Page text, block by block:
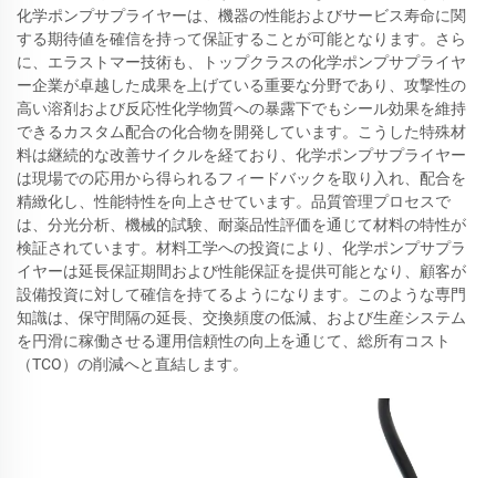
化学ポンプサプライヤーは、機器の性能およびサービス寿命に関
する期待値を確信を持って保証することが可能となります。さら
に、エラストマー技術も、トップクラスの化学ポンプサプライヤ
ー企業が卓越した成果を上げている重要な分野であり、攻撃性の
高い溶剤および反応性化学物質への暴露下でもシール効果を維持
できるカスタム配合の化合物を開発しています。こうした特殊材
料は継続的な改善サイクルを経ており、化学ポンプサプライヤー
は現場での応用から得られるフィードバックを取り入れ、配合を
精緻化し、性能特性を向上させています。品質管理プロセスで
は、分光分析、機械的試験、耐薬品性評価を通じて材料の特性が
検証されています。材料工学への投資により、化学ポンプサプラ
イヤーは延長保証期間および性能保証を提供可能となり、顧客が
設備投資に対して確信を持てるようになります。このような専門
知識は、保守間隔の延長、交換頻度の低減、および生産システム
を円滑に稼働させる運用信頼性の向上を通じて、総所有コスト
（TCO）の削減へと直結します。